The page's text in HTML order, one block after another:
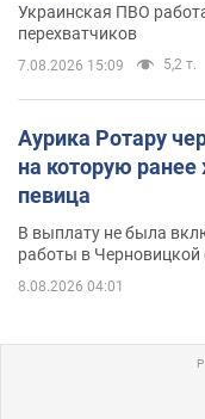
Украинская ПВО
перехватчиков
7.08.2026 15:09 5,2 т.
Аурика Ротару
на которую ранее
певица
В выплату не была
работы в
8.08.2026 04:01